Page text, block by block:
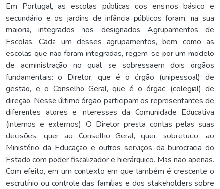
Em Portugal, as escolas públicas dos ensinos básico e
secundário e os jardins de infância públicos foram, na sua
maioria, integrados nos designados Agrupamentos de
Escolas. Cada um desses agrupamentos, bem como as
escolas que não foram integradas, regem-se por um modelo
de administração no qual se sobressaem dois órgãos
fundamentais: o Diretor, que é o órgão (unipessoal) de
gestão, e o Conselho Geral, que é o órgão (colegial) de
direção. Nesse último órgão participam os representantes de
diferentes atores e interesses da Comunidade Educativa
(internos e externos). O Diretor presta contas pelas suas
decisões, quer ao Conselho Geral, quer, sobretudo, ao
Ministério da Educação e outros serviços da burocracia do
Estado com poder fiscalizador e hierárquico. Mas não apenas.
Com efeito, em um contexto em que também é crescente o
escrutínio ou controle das famílias e dos stakeholders sobre